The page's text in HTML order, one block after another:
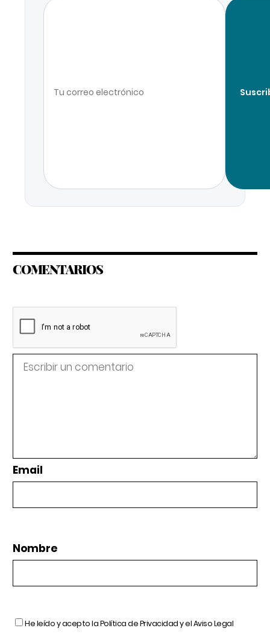
COMENTARIOS
Email
Nombre
He leído y acepto laPolítica de Privacidady elAviso Legal